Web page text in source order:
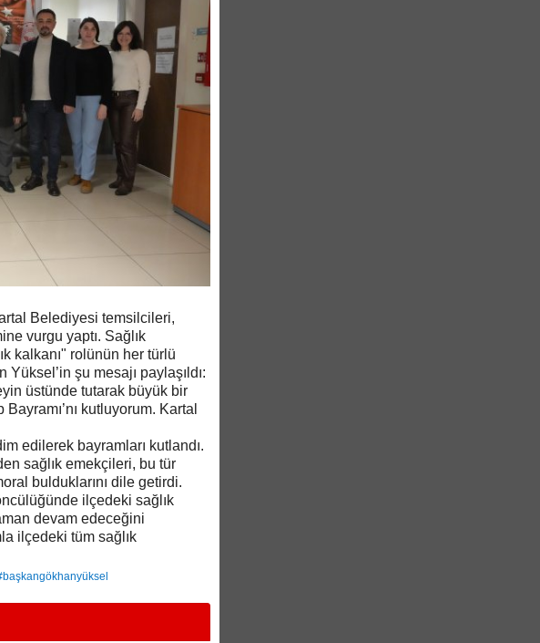
Belediyesi temsilcileri,
vurgu yaptı. Sağlık
kalkanı" rolünün her türlü
şu mesajı paylaşıldı:
üstünde tutarak büyük bir
kutluyorum. Kartal
edilerek bayramları kutlandı.
sağlık emekçileri, bu tür
bulduklarını dile getirdi.
ilçedeki sağlık
devam edeceğini
ilçedeki tüm sağlık